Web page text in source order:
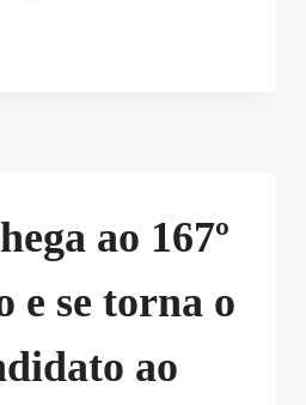
ao 167º
e se torna o
ao